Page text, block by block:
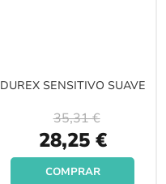
DUREX SENSITIVO SUAVE
Special
Price
28,25 €
35,31 €
COMPRAR